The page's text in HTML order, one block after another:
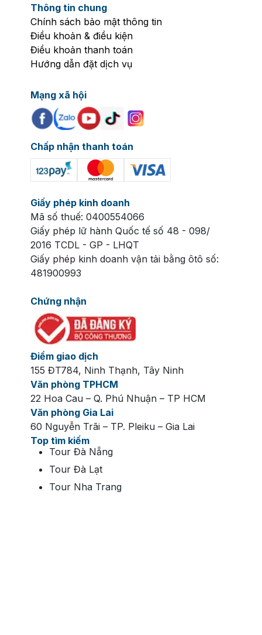
Thông tin chung
Chính sách bảo mật thông tin
Điều khoản & điều kiện
Điều khoản thanh toán
Hướng dẫn đặt dịch vụ
Mạng xã hội
Chấp nhận thanh toán
Giấy phép kinh doanh
Mã số thuế: 0400554066
Giấy phép lữ hành Quốc tế số 48 - 098/
2016 TCDL - GP - LHQT
Giấy phép kinh doanh vận tải bằng ôtô số:
481900993
Chứng nhận
Điểm giao dịch
155 ĐT784, Ninh Thạnh, Tây Ninh
Văn phòng TPHCM
22 Hoa Cau – Q. Phú Nhuận – TP HCM
Văn phòng Gia Lai
60 Nguyễn Trãi – TP. Pleiku – Gia Lai
Top tìm kiếm
Tour Đà Nẵng
Tour Đà Lạt
Tour Nha Trang